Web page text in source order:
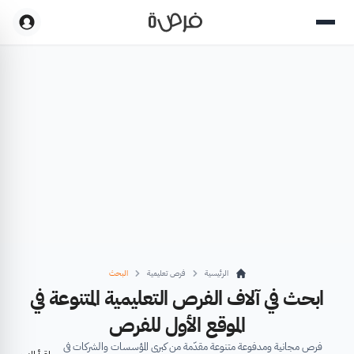
الرئيسية فرص تعليمية البحث
ابحث في آلاف الفرص التعليمية المتنوعة في
الموقع الأول للفرص
فرص مجانية ومدفوعة متنوعة مقدّمة من كبرى المؤسسات والشركات في